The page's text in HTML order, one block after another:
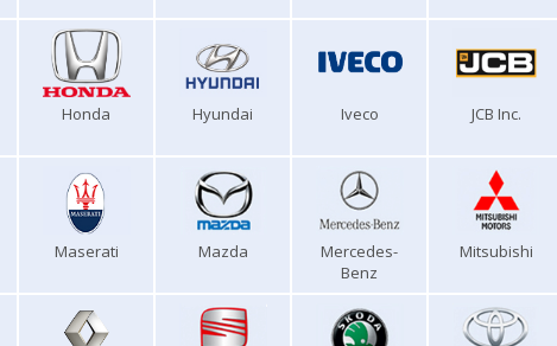
Honda Hyundai Iveco JCB Inc.
Maserati Mazda
Mercedes-
Benz
Mitsubishi